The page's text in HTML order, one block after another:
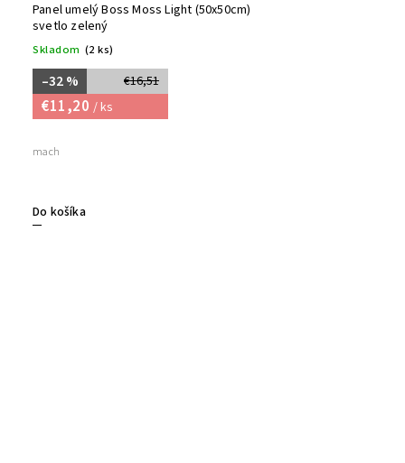
Panel umelý Boss Moss Light (50x50cm)
svetlo zelený
Skladom (2 ks)
€16,51
–32 %
€11,20 / ks
Do košíka
mach